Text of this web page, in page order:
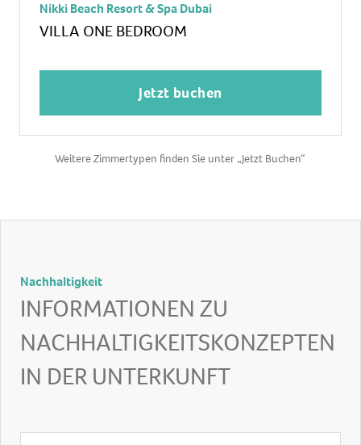
WLAN/WiFi im Zimmer
Villa
Nikki Beach Resort & Spa Dubai
VILLA ONE BEDROOM
Jetzt buchen
Weitere Zimmertypen finden Sie unter „Jetzt Buchen“
Nachhaltigkeit
INFORMATIONEN ZU
NACHHALTIGKEITSKONZEPTEN
IN DER UNTERKUNFT